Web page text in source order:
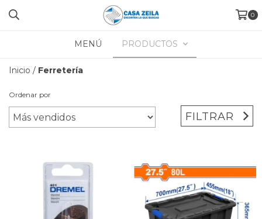
0
MENÚ PRODUCTOS
Inicio / Ferretería
Ordenar por
FILTRAR